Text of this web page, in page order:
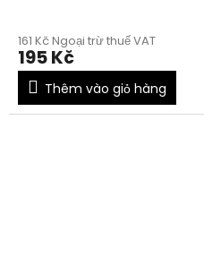
161 Kč Ngoại trừ thuế VAT
195 Kč
Thêm vào giỏ hàng